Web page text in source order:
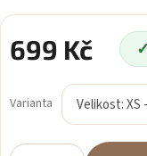
699 Kč
cena:
Varianta